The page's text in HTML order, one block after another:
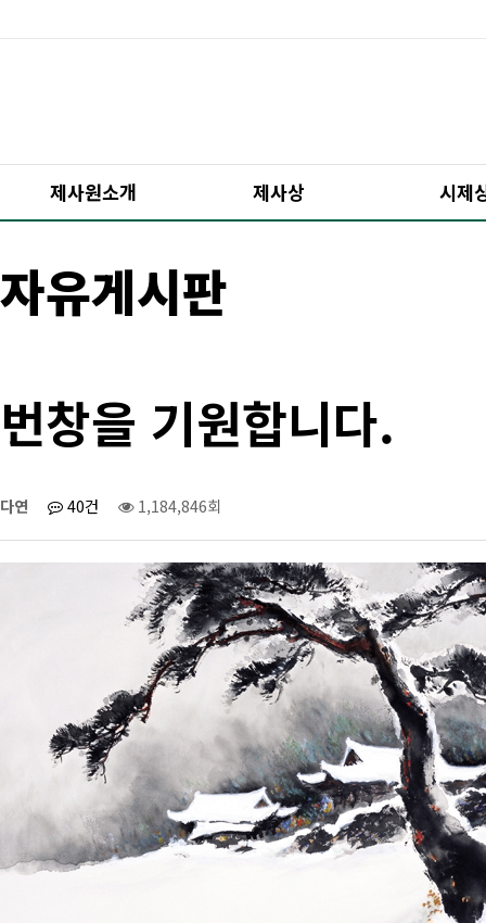
제사원소개 제사상 시제
자유게시판
번창을 기원합니다.
다연 40건 1,184,846회